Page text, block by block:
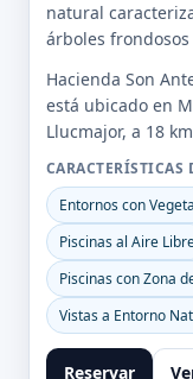
natural
árboles frondosos
Hacienda Son
está ubicado en
Llucmajor, a 18
CARACTERÍSTICAS
Entornos con
Piscinas al Aire
Piscinas con Zona
Vistas a Entorno
Reservar